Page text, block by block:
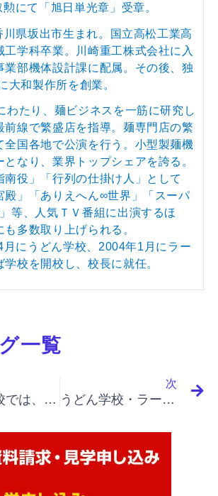
にて「旭日単光章」受章。
県坂出市生まれ。国立高松工業高
工学科卒業。川崎重工株式会社に入
業部機体設計課に配属。その後、独
大和製作所を創業。
わたり、麺ビジネスを一筋に研究し
前線で繁盛店を指導。麺専門店の繁
全国各地で公演を行う。小型製麺機
となり、業界トップシェアを誇る。
南役」「行列の仕掛け人」として
殿」「ありえへん∞世界」「スーパ
等、人気ＴＶ番組に出演するほ
多数取り上げられる。
月にうどん学校、2004年1月にラー
学校を開校し、校長に就任。
一覧
大和麺学校では、これから先の事を意識して指導して頂いたと感じました。
次
うどん学校・ラーメン学校・そば学校・パスタ学校で開業&成果アップ｜「イノベーションと起業家精神（最終）」「女性の意識、アメリカの中流階級化、中流階級への意識変化は何を意味したか、実体よりも認識」